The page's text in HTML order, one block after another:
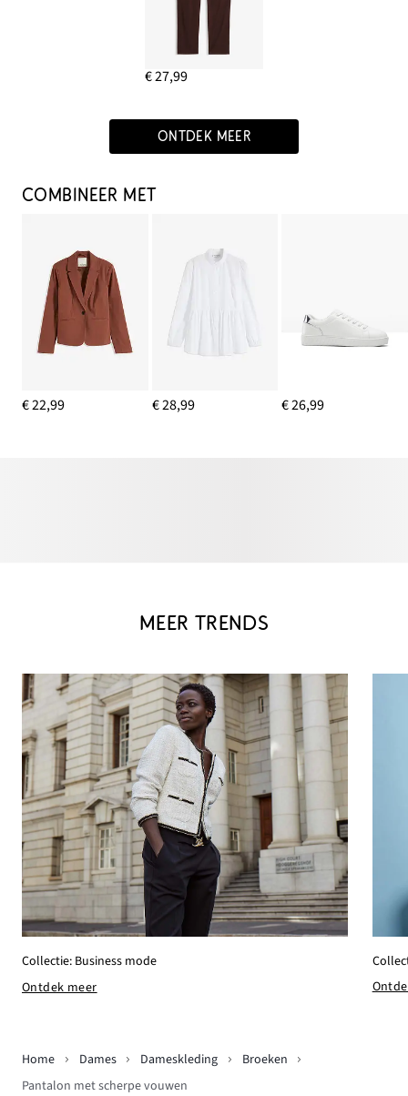
€ 27,99
ONTDEK MEER
COMBINEER MET
€ 22,99 € 28,99 € 26,99
MEER TRENDS
Collectie: Business mode
Ontdek meer
Home Dames Dameskleding
Broeken
Pantalon met scherpe vouwen